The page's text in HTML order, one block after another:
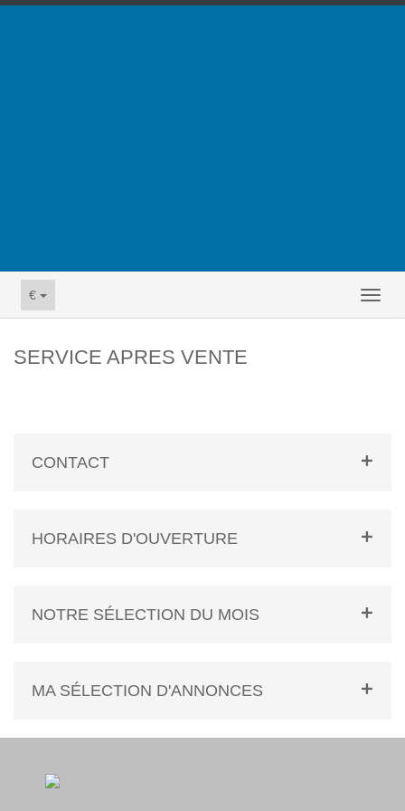
€
SERVICE APRES VENTE
CONTACT
HORAIRES D'OUVERTURE
NOTRE SÉLECTION DU MOIS
MA SÉLECTION D'ANNONCES